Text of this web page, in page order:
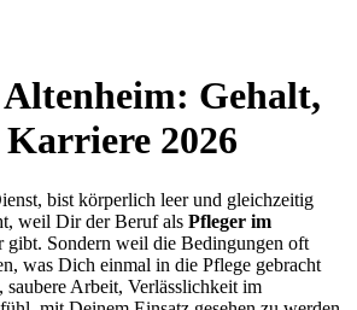
Gehalt,
2026
bist körperlich leer und gleichzeitig
weil Dir der Beruf als Pfleger im
gibt. Sondern weil die Bedingungen oft
was Dich einmal in die Pflege gebracht
Arbeit, Verlässlichkeit im